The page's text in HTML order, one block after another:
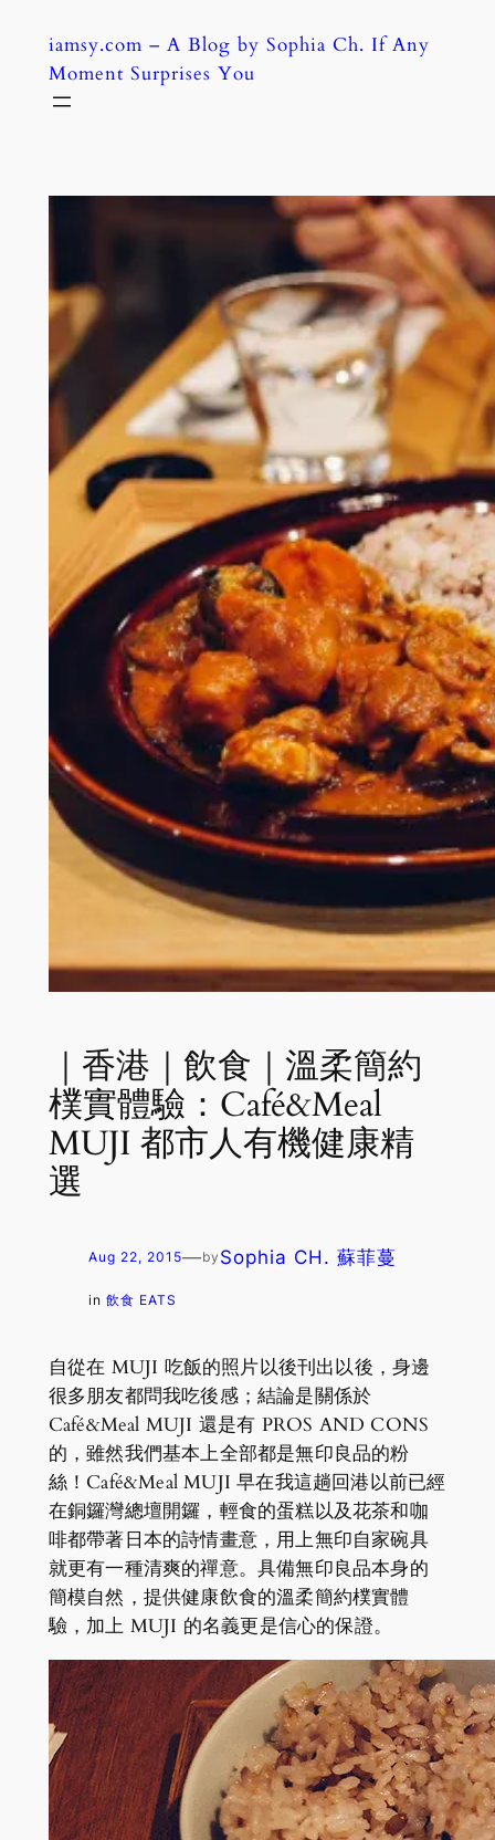
content
iamsy.com – A Blog by Sophia Ch. If Any
Moment Surprises You
｜香港｜飲食｜溫柔簡約
樸實體驗：Café&Meal
MUJI 都市人有機健康精
選
Aug 22, 2015—by Sophia CH. 蘇菲蔓
in 飲食 EATS
自從在 MUJI 吃飯的照片以後刊出以後，身邊
很多朋友都問我吃後感；結論是關係於
Café&Meal MUJI 還是有 PROS AND CONS
的，雖然我們基本上全部都是無印良品的粉
絲！Café&Meal MUJI 早在我這趟回港以前已經
在銅鑼灣總壇開鑼，輕食的蛋糕以及花茶和咖
啡都帶著日本的詩情畫意，用上無印自家碗具
就更有一種清爽的禪意。具備無印良品本身的
簡模自然，提供健康飲食的溫柔簡約樸實體
驗，加上 MUJI 的名義更是信心的保證。